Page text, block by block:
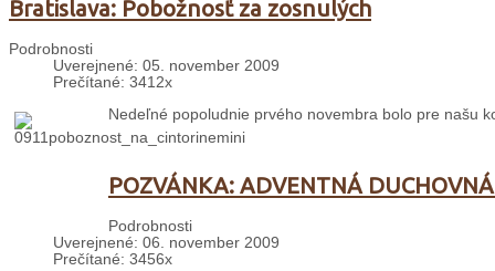
Bratislava: Pobožnosť za zosnulých
Podrobnosti
Uverejnené: 05. november 2009
Prečítané: 3412x
Nedeľné popoludnie prvého novembra bolo pre našu
POZVÁNKA: ADVENTNÁ
Podrobnosti
Uverejnené: 06. november 2009
Prečítané: 3456x